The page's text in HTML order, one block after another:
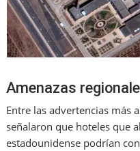
Amenazas
Entre las advertencias más
señalaron que hoteles que
estadounidense podrían